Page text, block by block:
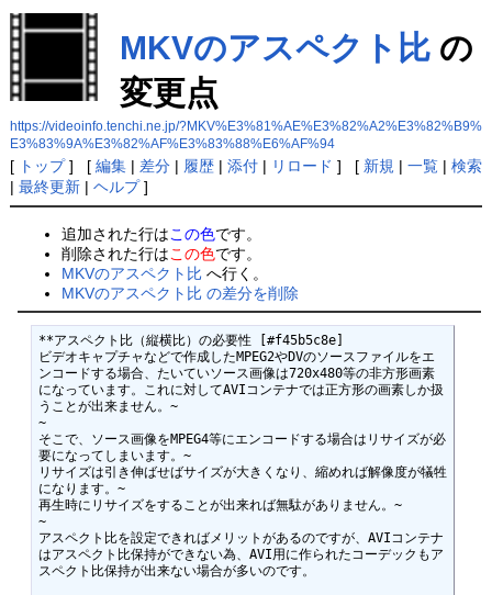
MKVのアスペクト比の
変更点
https://videoinfo.tenchi.ne.jp/?MKV%E3%81%AE%E3%82%A2%E3%82%B9%
E3%83%9A%E3%82%AF%E3%83%88%E6%AF%94
[ トップ] [ 編集| 差分| 履歴| 添付| リロード ] [ 新規 | 一覧| 検索
| 最終更新| ヘルプ]
追加された行はこの色です。
削除された行はこの色です。
MKVのアスペクト比 へ行く。
MKVのアスペクト比 の差分を削除
**アスペクト比（縦横比）の必要性 [#f45b5c8e]
ビデオキャプチャなどで作成したMPEG2やDVのソースファイルをエ
ンコードする場合、たいていソース画像は720x480等の非方形画素
になっています。これに対してAVIコンテナでは正方形の画素しか扱
うことが出来ません。~
~
そこで、ソース画像をMPEG4等にエンコードする場合はリサイズが必
要になってしまいます。~
リサイズは引き伸ばせばサイズが大きくなり、縮めれば解像度が犠牲
になります。~
再生時にリサイズをすることが出来れば無駄がありません。~
~
アスペクト比を設定できればメリットがあるのですが、AVIコンテナ
はアスペクト比保持ができない為、AVI用に作られたコーデックもア
スペクト比保持が出来ない場合が多いのです。